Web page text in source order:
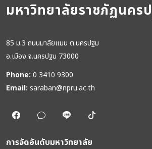
มหาวิทยาลัยราชภัฏนคร
85 ม.3 ถนนมาลัยแมน ต.นครปฐม
อ.เมือง จ.นครปฐม 73000
Phone: 0 3410 9300
Email: saraban@npru.ac.th
การจัดอันดับมหาวิทยาลัย